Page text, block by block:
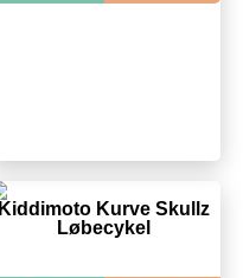
Kiddimoto Kurve Skullz
Løbecykel